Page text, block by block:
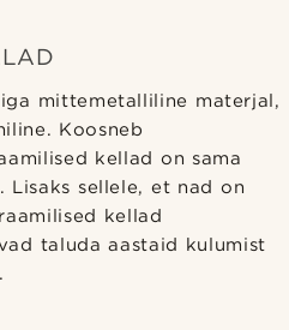
mittemetalliline materjal,
Koosneb
kellad on sama
Lisaks sellele, et nad on
kellad
taluda aastaid kulumist